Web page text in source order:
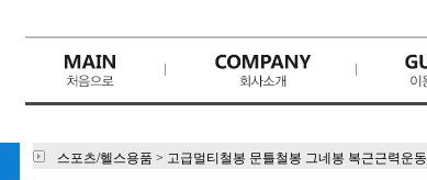
스포츠/헬스용품 > 고급멀티철봉 문틀철봉 그네봉 복근근력운동